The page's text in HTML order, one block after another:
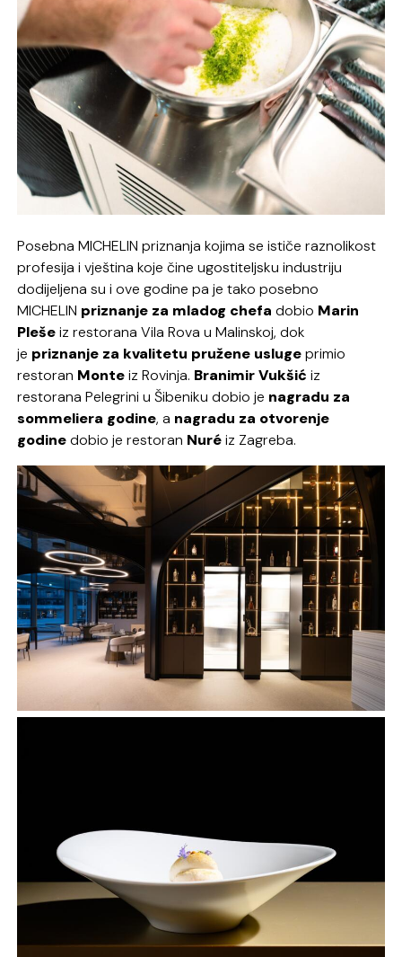
Posebna MICHELIN priznanja kojima se ističe raznolikost
profesija i vještina koje čine ugostiteljsku industriju
dodijeljena su i ove godine pa je tako posebno
MICHELIN priznanje za mladog chefa dobio Marin
Plešeiz restorana Vila Rova u Malinskoj, dok
je priznanje za kvalitetu pružene uslugeprimio
restoran Monteiz Rovinja. Branimir Vukšić iz
restorana Pelegrini u Šibeniku dobio je nagradu za
sommeliera godine, a nagradu za otvorenje
godinedobio je restoran Nuréiz Zagreba.